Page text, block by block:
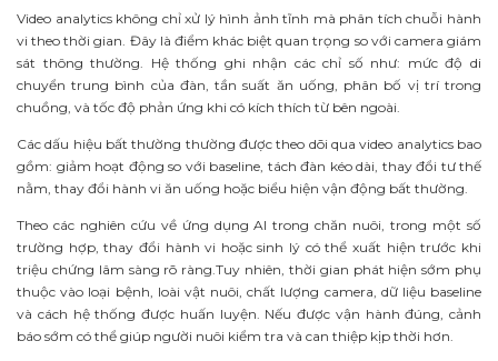
Video analytics không chỉ xử lý hình ảnh tĩnh mà phân tích chuỗi hành
vi theo thời gian. Đây là điểm khác biệt quan trọng so với camera giám
sát thông thường. Hệ thống ghi nhận các chỉ số như: mức độ di
chuyển trung bình của đàn, tần suất ăn uống, phân bố vị trí trong
chuồng, và tốc độ phản ứng khi có kích thích từ bên ngoài.
Các dấu hiệu bất thường thường được theo dõi qua video analytics bao
gồm: giảm hoạt động so với baseline, tách đàn kéo dài, thay đổi tư thế
nằm, thay đổi hành vi ăn uống hoặc biểu hiện vận động bất thường.
Theo các nghiên cứu về ứng dụng AI trong chăn nuôi, trong một số
trường hợp, thay đổi hành vi hoặc sinh lý có thể xuất hiện trước khi
triệu chứng lâm sàng rõ ràng.Tuy nhiên, thời gian phát hiện sớm phụ
thuộc vào loại bệnh, loài vật nuôi, chất lượng camera, dữ liệu baseline
và cách hệ thống được huấn luyện. Nếu được vận hành đúng, cảnh
báo sớm có thể giúp người nuôi kiểm tra và can thiệp kịp thời hơn.